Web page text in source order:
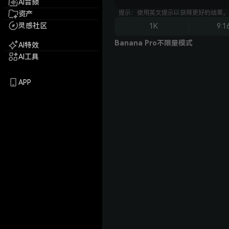
AI音频
资产
灵感社区
AI特效
AI工具
APP
提示：使用英文提示以获得更好的结果。
1K
Banana Pro不限量模式